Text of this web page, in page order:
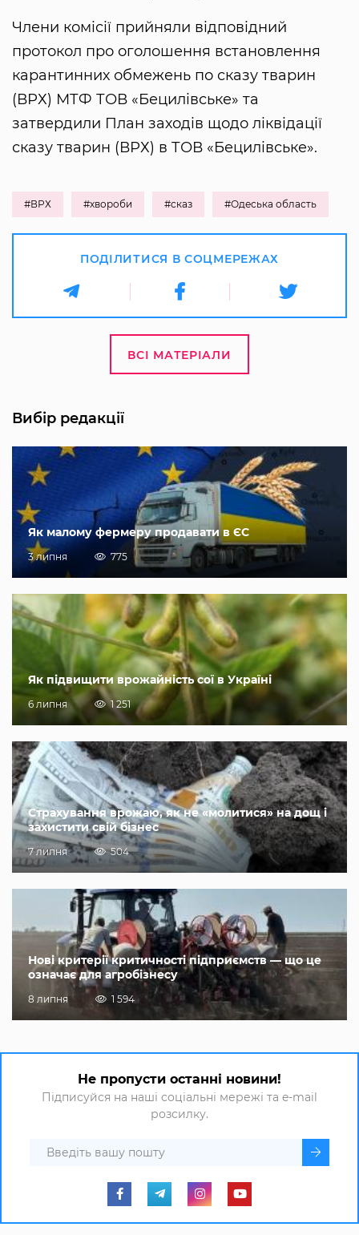
Члени комісії прийняли відповідний
протокол про оголошення встановлення
карантинних обмежень по сказу тварин
(ВРХ) МТФ ТОВ «Бецилівське» та
затвердили План заходів щодо ліквідації
сказу тварин (ВРХ) в ТОВ «Бецилівське».
#ВРХ #хвороби #сказ #Одеська область
ПОДІЛИТИСЯ В СОЦМЕРЕЖАХ
ВСІ МАТЕРІАЛИ
Вибір редакції
Як малому фермеру продавати в ЄС
3 липня 775
Як підвищити врожайність сої в Україні
6 липня 1 251
Страхування врожаю, як не «молитися» на дощ і
захистити свій бізнес
7 липня 504
Нові критерії критичності підприємств — що це
означає для агробізнесу
8 липня 1 594
Не пропусти останні новини!
Підписуйся на наші соціальні мережі та e-mail
розсилку.